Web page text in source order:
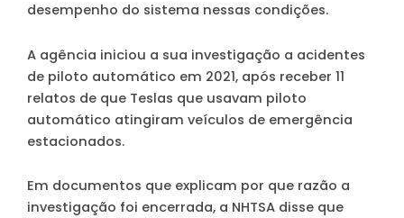
desempenho do sistema nessas condições.
A agência iniciou a sua investigação a acidentes
de piloto automático em 2021, após receber 11
relatos de que Teslas que usavam piloto
automático atingiram veículos de emergência
estacionados.
Em documentos que explicam por que razão a
investigação foi encerrada, a NHTSA disse que